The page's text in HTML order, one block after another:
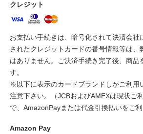
クレジット
お支払い手続きは、暗号化されて決済会社
されたクレジットカードの番号情報等は、
はありません。ご決済手続き完了後、商品
す。
※以下に表示のカードブランドしかご利用
注意下さい。（JCBおよびAMEXは現状ご
で、AmazonPayまたは代金引換払いをご利
Amazon Pay